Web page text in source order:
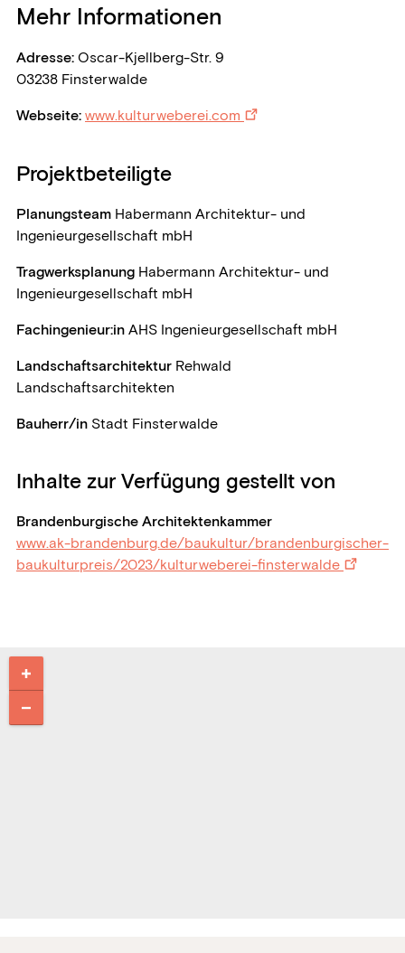
Mehr Informationen
Adresse: Oscar-Kjellberg-Str. 9
03238 Finsterwalde
Webseite: www.kulturweberei.com
Projektbeteiligte
Planungsteam Habermann Architektur- und
Ingenieurgesellschaft mbH
Tragwerksplanung Habermann Architektur- und
Ingenieurgesellschaft mbH
Fachingenieur:in AHS Ingenieurgesellschaft mbH
Landschaftsarchitektur Rehwald
Landschaftsarchitekten
Bauherr/in Stadt Finsterwalde
Inhalte zur Verfügung gestellt von
Brandenburgische Architektenkammer
www.ak-brandenburg.de/baukultur/brandenburgischer-
baukulturpreis/2023/kulturweberei-finsterwalde